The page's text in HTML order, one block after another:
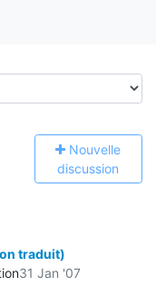
Nouvelle
discussion
traduit)
31 Jan '07